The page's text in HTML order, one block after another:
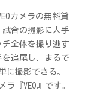
カメラの無料貸
合の撮影に人手
全体を撮り逃す
追尾し、まるで
に撮影できる。
『VEO』です。